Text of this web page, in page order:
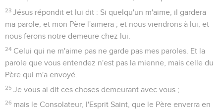
23 Jésus répondit et lui dit : Si quelqu'un m'aime, il gardera
ma parole, et mon Père l'aimera ; et nous viendrons à lui, et
nous ferons notre demeure chez lui.
24 Celui qui ne m'aime pas ne garde pas mes paroles. Et la
parole que vous entendez n'est pas la mienne, mais celle du
Père qui m'a envoyé.
25 Je vous ai dit ces choses demeurant avec vous ;
26 mais le Consolateur, l'Esprit Saint, que le Père enverra en